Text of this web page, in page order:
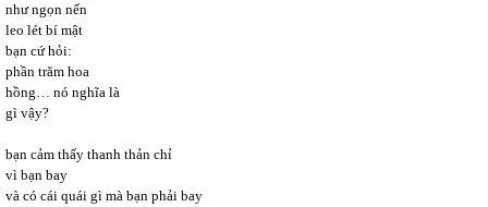
như ngọn nến
leo lét bí mật
bạn cứ hỏi:
phần trăm hoa
hồng… nó nghĩa là
gì vậy?
bạn cảm thấy thanh thản chỉ
vì bạn bay
và có cái quái gì mà bạn phải bay